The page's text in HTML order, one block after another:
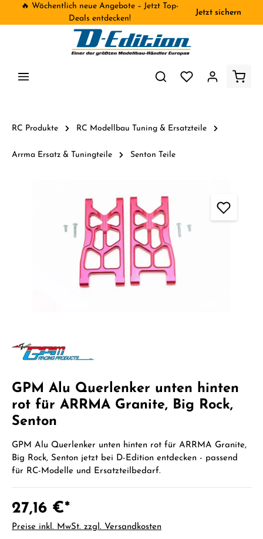
🔥 Wöchentlich neue Angebote – Jetzt Top-
Deals entdecken!
Jetzt sichern
RC Produkte RC Modellbau Tuning & Ersatzteile
Arrma Ersatz & Tuningteile Senton Teile
GPM Alu Querlenker unten hinten
rot für ARRMA Granite, Big Rock,
Senton
GPM Alu Querlenker unten hinten rot für ARRMA Granite,
Big Rock, Senton jetzt bei D-Edition entdecken - passend
für RC-Modelle und Ersatzteilbedarf.
27,16 €*
Preise inkl. MwSt. zzgl. Versandkosten